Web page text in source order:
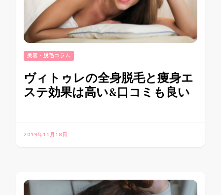
美容・脱毛コラム
ヴィトゥレの全身脱毛と痩身エ
ステ効果は高い&口コミも良い
2019年11月18日